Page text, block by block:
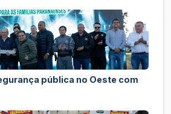
pública no Oeste com